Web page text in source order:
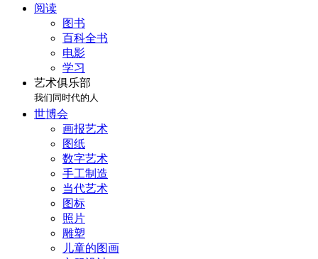
阅读
图书
百科全书
电影
学习
艺术俱乐部
我们同时代的人
世博会
画报艺术
图纸
数字艺术
手工制造
当代艺术
图标
照片
雕塑
儿童的图画